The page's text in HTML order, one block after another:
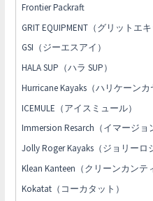
Frontier Packraft
GRIT EQUIPMENT（グリットエ
GSI（ジーエスアイ）
HALA SUP（ハラ SUP）
Hurricane Kayaks（ハリケーンカ
ICEMULE（アイスミュール）
Immersion Resarch（イマージョ
Jolly Roger Kayaks（ジョリーロ
Klean Kanteen（クリーンカンテ
Kokatat（コーカタット）